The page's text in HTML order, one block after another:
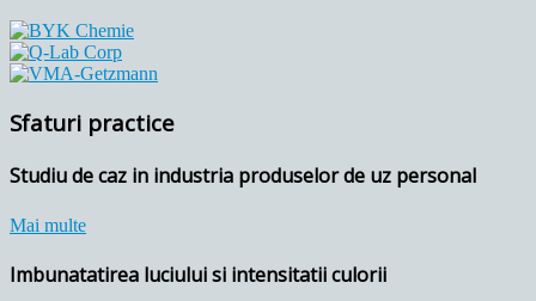
Sfaturi practice
Studiu de caz in industria produselor de uz personal
Mai multe
Imbunatatirea luciului si intensitatii culorii